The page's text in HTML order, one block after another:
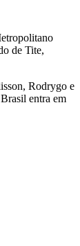
de Tite,
Rodrygo e
entra em